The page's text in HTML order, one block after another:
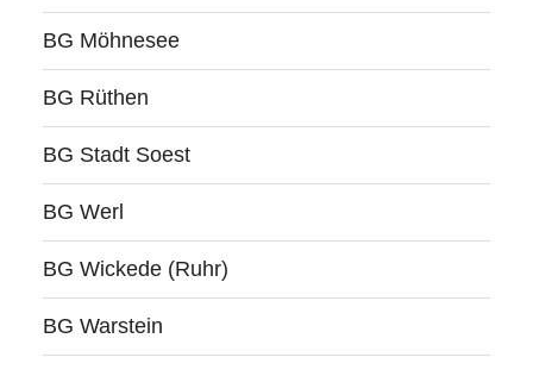
BG Möhnesee
BG Rüthen
BG Stadt Soest
BG Werl
BG Wickede (Ruhr)
BG Warstein